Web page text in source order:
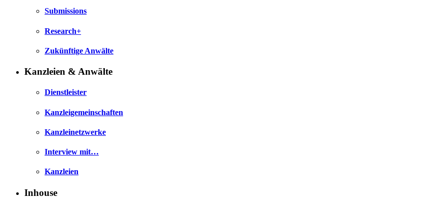
Submissions
Research+
Zukünftige Anwälte
Kanzleien & Anwälte
Dienstleister
Kanzleigemeinschaften
Kanzleinetzwerke
Interview mit…
Kanzleien
Inhouse